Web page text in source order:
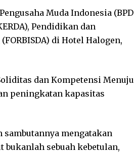
Muda Indonesia (BPD
Pendidikan dan
di Hotel Halogen,
dan Kompetensi Menuju
peningkatan kapasitas
sambutannya mengatakan
bukanlah sebuah kebetulan,